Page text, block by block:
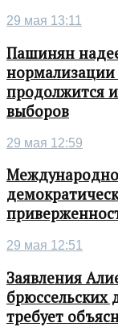
29 мая 13:11
Пашинян
продолжится
выборов
29 мая 12:59
29 мая 12:51
Заявления
брюссельских
требует